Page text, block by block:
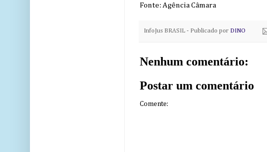
Fonte: Agência Câmara
InfoJus BRASIL - Publicado por DINO
Nenhum comentário:
Postar um comentário
Comente: